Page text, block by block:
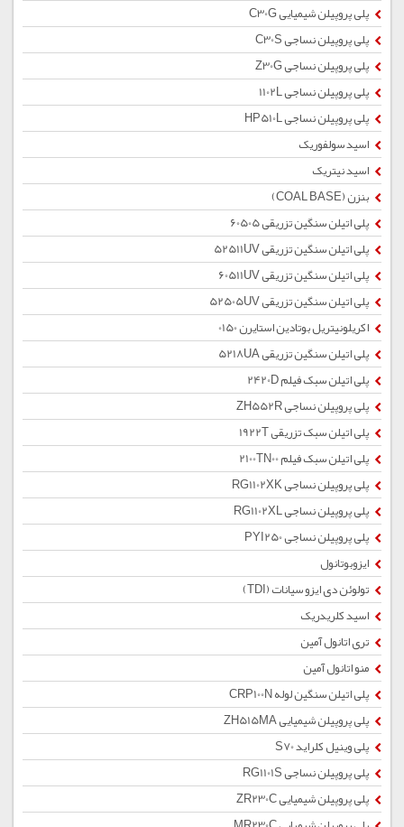
پلی پروپیلن شیمیایی C30G
پلی پروپیلن نساجی C30S
پلی پروپیلن نساجی Z30G
پلی پروپیلن نساجی 1102L
پلی پروپیلن نساجی HP510L
اسید سولفوریک
اسید نیتریک
بنزن (COAL BASE)
پلی اتیلن سنگین تزریقی 60505
پلی اتیلن سنگین تزریقی 52511UV
پلی اتیلن سنگین تزریقی 60511UV
پلی اتیلن سنگین تزریقی 52505UV
اکریلونیتریل بوتادین استایرن 0150
پلی اتیلن سنگین تزریقی 5218UA
پلی اتیلن سبک فیلم 2420D
پلی پروپیلن نساجی ZH552R
پلی اتیلن سبک تزریقی 1922T
پلی اتیلن سبک فیلم 2100TN00
پلی پروپیلن نساجی RG1102XK
پلی پروپیلن نساجی RG1102XL
پلی پروپیلن نساجی PYI250
ایزوبوتانول
تولوئن دی ایزو سیانات (TDI)
اسید کلریدریک
تری اتانول آمین
منو اتانول آمین
پلی اتیلن سنگین لوله CRP100N
پلی پروپیلن شیمیایی ZH515MA
پلی وینیل کلراید S70
پلی پروپیلن نساجی RG1101S
پلی پروپیلن شیمیایی ZR230C